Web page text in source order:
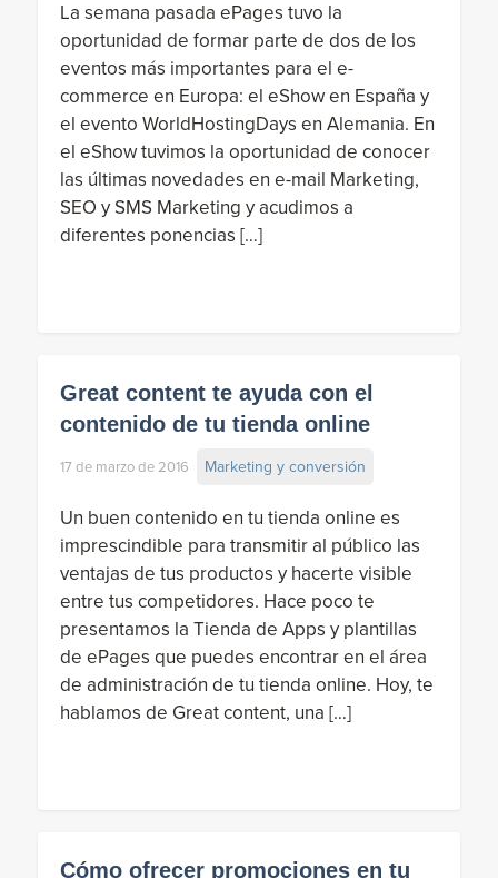
La semana pasada ePages tuvo la
oportunidad de formar parte de dos de los
eventos más importantes para el e-
commerce en Europa: el eShow en España y
el evento WorldHostingDays en Alemania. En
el eShow tuvimos la oportunidad de conocer
las últimas novedades en e-mail Marketing,
SEO y SMS Marketing y acudimos a
diferentes ponencias […]
Great content te ayuda con el
contenido de tu tienda online
17 de marzo de 2016 Marketing y conversión
Un buen contenido en tu tienda online es
imprescindible para transmitir al público las
ventajas de tus productos y hacerte visible
entre tus competidores. Hace poco te
presentamos la Tienda de Apps y plantillas
de ePages que puedes encontrar en el área
de administración de tu tienda online. Hoy, te
hablamos de Great content, una […]
Cómo ofrecer promociones en tu